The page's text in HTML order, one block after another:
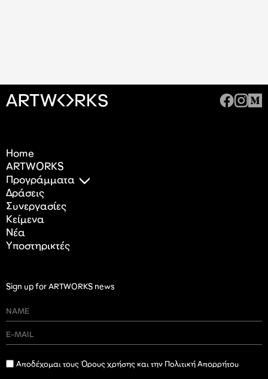
Home
ARTWORKS
Προγράμματα
Δράσεις
Συνεργασίες
Κείμενα
Nέα
Υποστηρικτές
Sign up for ARTWORKS news
Αποδέχομαι τους Όρους χρήσης και την Πολιτική Απορρήτου